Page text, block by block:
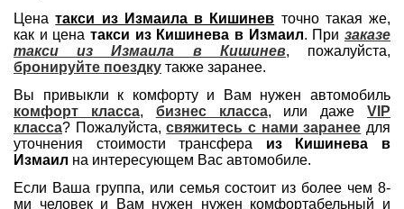
Ценатакси из Измаила в Кишинев точно такая же,
как и цена такси из Кишинева в Измаил. Призаказе
такси из Измаила в Кишинев, пожалуйста,
бронируйте поездку также заранее.
Вы привыкли к комфорту и Вам нужен автомобиль
комфорт класса, бизнес класса, или дажеVIP
класса? Пожалуйста,свяжитесь с нами заранее для
уточнения стоимости трансфера из Кишинева в
Измаил на интересующем Вас автомобиле.
Если Ваша группа, или семья состоит из более чем 8-
ми человек и Вам нужен нужен комфортабельный и